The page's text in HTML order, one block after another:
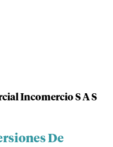
Incomercio S A S
De